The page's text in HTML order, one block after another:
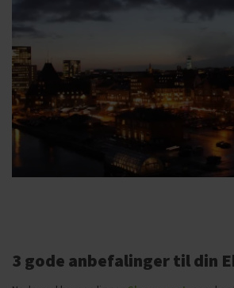
3 gode anbefalinger til din